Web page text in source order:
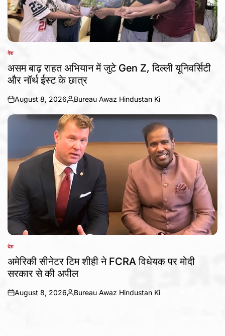
POSTED
IN
देश
असम बाढ़ राहत अभियान में जुटे Gen Z, दिल्ली यूनिवर्सिटी
और नॉर्थ ईस्ट के छात्र
on
August 8, 2026
Posted
by
Bureau Awaz Hindustan Ki
POSTED
IN
देश
अमेरिकी सीनेटर टिम शीही ने FCRA विधेयक पर मोदी
सरकार से की अपील
on
August 8, 2026
Posted
Bureau Awaz Hindustan Ki